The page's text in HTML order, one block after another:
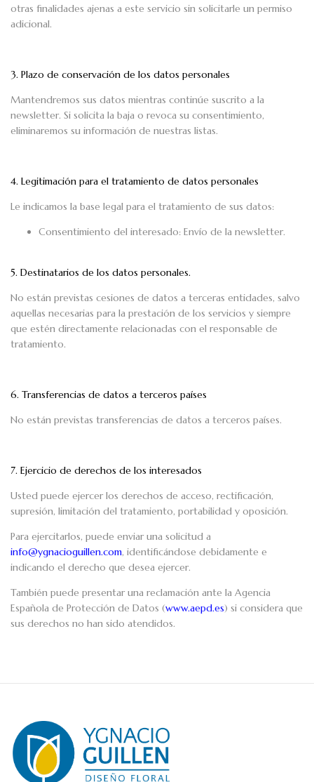
otras finalidades ajenas a este servicio sin solicitarle un permiso
adicional.
3. Plazo de conservación de los datos personales
Mantendremos sus datos mientras continúe suscrito a la
newsletter. Si solicita la baja o revoca su consentimiento,
eliminaremos su información de nuestras listas.
4. Legitimación para el tratamiento de datos personales
Le indicamos la base legal para el tratamiento de sus datos:
Consentimiento del interesado: Envío de la newsletter.
5. Destinatarios de los datos personales.
No están previstas cesiones de datos a terceras entidades, salvo
aquellas necesarias para la prestación de los servicios y siempre
que estén directamente relacionadas con el responsable de
tratamiento.
6. Transferencias de datos a terceros países
No están previstas transferencias de datos a terceros países.
7. Ejercicio de derechos de los interesados
Usted puede ejercer los derechos de acceso, rectificación,
supresión, limitación del tratamiento, portabilidad y oposición.
Para ejercitarlos, puede enviar una solicitud a
info@ygnacioguillen.com, identificándose debidamente e
indicando el derecho que desea ejercer.
También puede presentar una reclamación ante la Agencia
Española de Protección de Datos (www.aepd.es) si considera que
sus derechos no han sido atendidos.